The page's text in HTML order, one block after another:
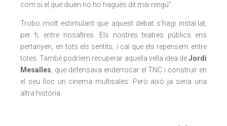
com si el que diuen no ho hagués dit mai ningú”.
Trobo molt estimulant que aquest debat s’hagi instal·lat,
per fi, entre nosaltres. Els nostres teatres públics ens
pertanyen, en tots els sentits, i cal que els repensem entre
totes. També podríem recuperar aquella vella idea deJordi
Mesalles , que defensava enderrocar el TNC i construir en
el seu lloc un cinema multisales. Però això ja seria una
altra història.